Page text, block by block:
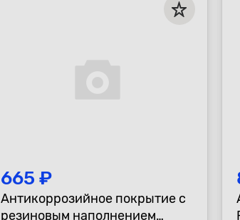
665 ₽
Антикоррозийное покрытие с
резиновым наполнением